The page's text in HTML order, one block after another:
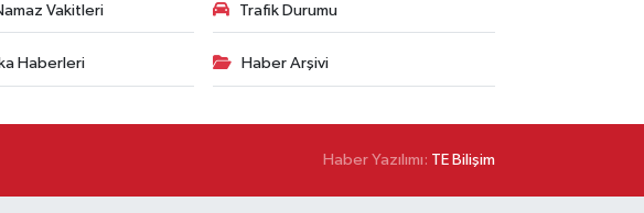
Vakitleri Trafik Durumu
Haberleri Haber Arşivi
Haber Yazılımı: TE Bilişim